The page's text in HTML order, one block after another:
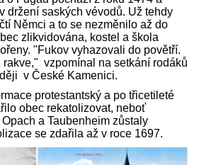
držení saských vévodů. Už tehdy
Němci a to se nezměnilo až do
zlikvidována, kostel a škola
"Fukov vyhazovali do povětří.
rakve," vzpomínal na setkání rodáků
v České Kamenici.
protestantský a po třicetileté
obec rekatolizovat, neboť
a Taubenheim zůstaly
se zdařila až v roce 1697.